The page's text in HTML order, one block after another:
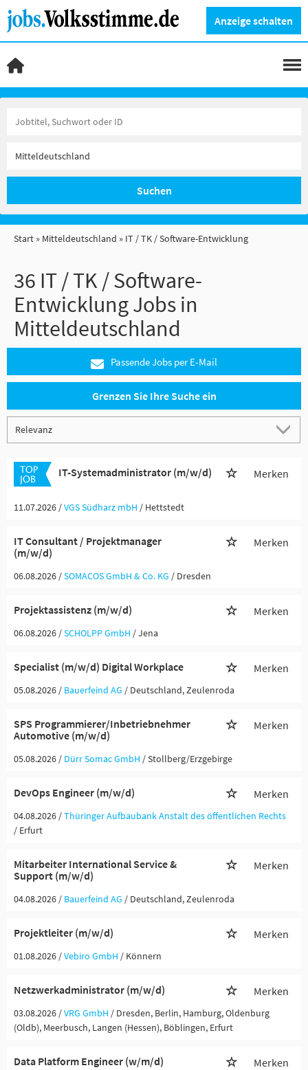
Anzeige schalten
Suchen
Start Mitteldeutschland IT / TK / Software-Entwicklung
36 IT / TK / Software-
Entwicklung Jobs in
Mitteldeutschland
Passende Jobs per E-Mail
Grenzen Sie Ihre Suche ein
IT-Systemadministrator (m/w/d) Merken
11.07.2026 /VGS Südharz mbH / Hettstedt
IT Consultant / Projektmanager
(m/w/d)
Merken
06.08.2026 /SOMACOS GmbH & Co. KG / Dresden
Projektassistenz (m/w/d) Merken
06.08.2026 /SCHOLPP GmbH / Jena
Specialist (m/w/d) Digital Workplace Merken
05.08.2026 / Bauerfeind AG / Deutschland, Zeulenroda
SPS Programmierer/Inbetriebnehmer
Automotive (m/w/d)
Merken
05.08.2026 / Dürr Somac GmbH / Stollberg/Erzgebirge
DevOps Engineer (m/w/d) Merken
04.08.2026 /Thüringer Aufbaubank Anstalt des öffentlichen Rechts
/ Erfurt
Mitarbeiter International Service &
Support (m/w/d)
Merken
04.08.2026 / Bauerfeind AG / Deutschland, Zeulenroda
Projektleiter (m/w/d) Merken
01.08.2026 /Vebiro GmbH / Könnern
Netzwerkadministrator (m/w/d) Merken
03.08.2026 /VRG GmbH / Dresden, Berlin, Hamburg, Oldenburg
(Oldb), Meerbusch, Langen (Hessen), Böblingen, Erfurt
Data Platform Engineer (w/m/d) Merken